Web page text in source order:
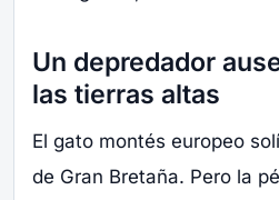
Un depredador
las tierras altas
El gato montés europeo
de Gran Bretaña. Pero la